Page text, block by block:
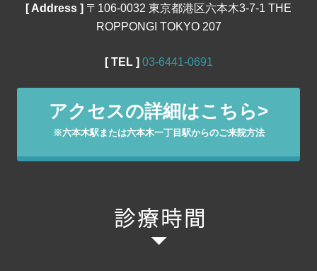
[ Address ] 〒106‐0032 東京都港区六本木3-7-1 THE
ROPPONGI TOKYO 207
[ TEL ] 03‐6441‐0691
アクセスの詳細はこちら>
※六本木駅または六本木一丁目駅からのご来院方法